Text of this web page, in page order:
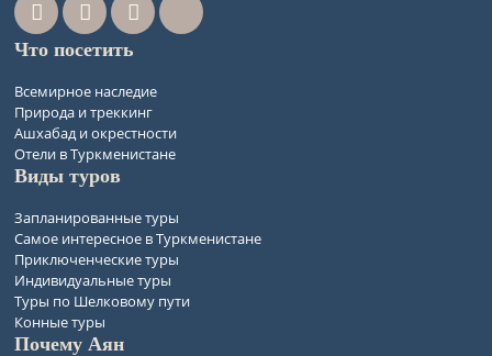
Что посетить
Всемирное наследие
Природа и треккинг
Ашхабад и окрестности
Отели в Туркменистане
Виды туров
Запланированные туры
Самое интересное в Туркменистане
Приключенческие туры
Индивидуальные туры
Туры по Шелковому пути
Конные туры
Почему Аян